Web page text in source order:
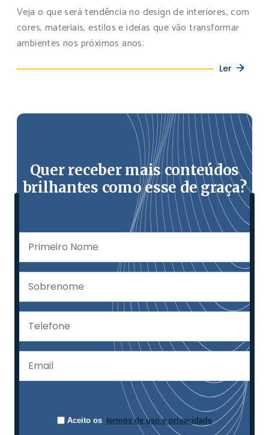
Veja o que será tendência no design de interiores, com
cores, materiais, estilos e ideias que vão transformar
ambientes nos próximos anos.
Ler
Quer receber mais conteúdos
brilhantes como esse de graça?
Aceito os termos de uso e privacidade